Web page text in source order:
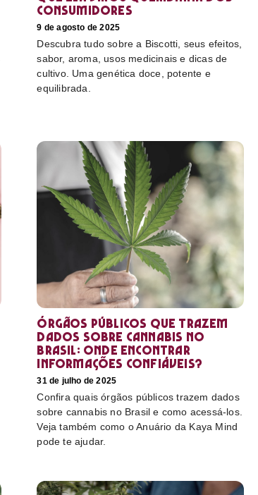
consumidores
9 de agosto de 2025
Descubra tudo sobre a Biscotti, seus efeitos,
sabor, aroma, usos medicinais e dicas de
cultivo. Uma genética doce, potente e
equilibrada.
Órgãos públicos que trazem
dados sobre cannabis no
Brasil: onde encontrar
informações confiáveis?
31 de julho de 2025
Confira quais órgãos públicos trazem dados
sobre cannabis no Brasil e como acessá-los.
Veja também como o Anuário da Kaya Mind
pode te ajudar.